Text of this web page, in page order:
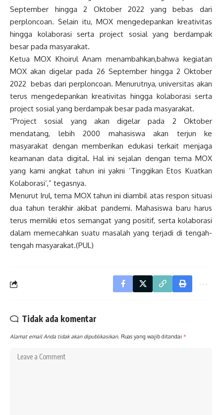
September hingga 2 Oktober 2022 yang bebas dari
perploncoan. Selain itu, MOX mengedepankan kreativitas
hingga kolaborasi serta project sosial yang berdampak
besar pada masyarakat.
Ketua MOX Khoirul Anam menambahkan,bahwa kegiatan
MOX akan digelar pada 26 September hingga 2 Oktober
2022 bebas dari perploncoan. Menurutnya, universitas akan
terus mengedepankan kreativitas hingga kolaborasi serta
project sosial yang berdampak besar pada masyarakat.
“Project sosial yang akan digelar pada 2 Oktober
mendatang, lebih 2000 mahasiswa akan terjun ke
masyarakat dengan memberikan edukasi terkait menjaga
keamanan data digital. Hal ini sejalan dengan tema MOX
yang kami angkat tahun ini yakni ‘Tinggikan Etos Kuatkan
Kolaborasi’,” tegasnya.
Menurut Irul, tema MOX tahun ini diambil atas respon situasi
dua tahun terakhir akibat pandemi. Mahasiswa baru harus
terus memiliki etos semangat yang positif, serta kolaborasi
dalam memecahkan suatu masalah yang terjadi di tengah-
tengah masyarakat.(PUL)
Tidak ada komentar
Alamat email Anda tidak akan dipublikasikan. Ruas yang wajib ditandai *